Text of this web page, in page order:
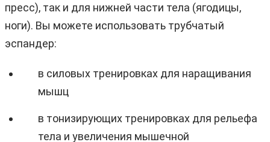
пресс), так и для нижней части тела (ягодицы,
ноги). Вы можете использовать трубчатый
эспандер:
в силовых тренировках для наращивания
мышц
в тонизирующих тренировках для рельефа
тела и увеличения мышечной